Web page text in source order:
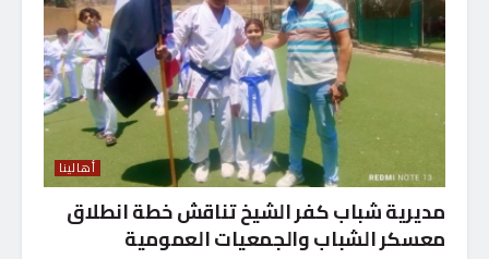
أهالينا
مديرية شباب كفر الشيخ تناقش خطة انطلاق
معسكر الشباب والجمعيات العمومية